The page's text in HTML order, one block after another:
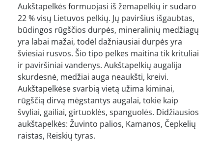
Aukštapelkės formuojasi iš žemapelkių ir sudaro
22 % visų Lietuvos pelkių. Jų paviršius išgaubtas,
būdingos rūgščios durpės, mineralinių medžiagų
yra labai mažai, todėl dažniausiai durpės yra
šviesiai rusvos. Šio tipo pelkes maitina tik krituliai
ir paviršiniai vandenys. Aukštapelkių augalija
skurdesnė, medžiai auga neaukšti, kreivi.
Aukštapelkėse svarbią vietą užima kiminai,
rūgščią dirvą mėgstantys augalai, tokie kaip
švyliai, gailiai, girtuoklės, spanguolės. Didžiausios
aukštapelkės: Žuvinto palios, Kamanos, Čepkelių
raistas, Reiskių tyras.